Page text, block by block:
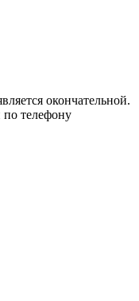
окончательной.
по телефону